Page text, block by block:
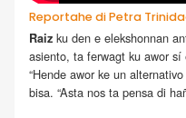
Reportahe di Petra
Raiz ku den e elekshonnan
asiento, ta ferwagt ku awor sí
“Hende awor ke un
bisa. “Asta nos ta pensa di